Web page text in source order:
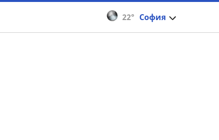
22° София